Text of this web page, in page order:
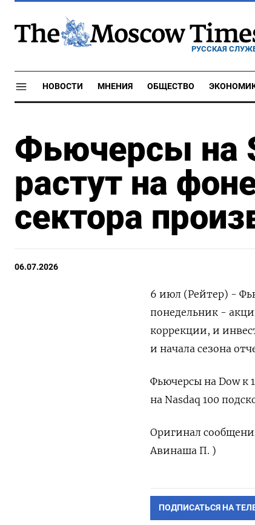
РУССКАЯ
НОВОСТИ МНЕНИЯ ОБЩЕСТВО
Фьючерсы на
растут на
сектора
06.07.2026
6 июл (Рейтер) -
понедельник -
‌коррекции, и
и начала ‌сезона
Фьючерсы на ​Dow ​к
на Nasdaq 100
Оригинал
‌Авинаша П. )
ПОДПИСАТЬСЯ НА